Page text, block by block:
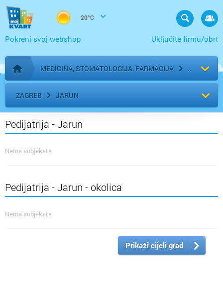
20°C
Uključite firmu/obrt
Pokreni svoj webshop
Početna stranica
MEDICINA, STOMATOLOGIJA, FARMACIJA
ZAGREB JARUN
Pedijatrija - Jarun
Nema subjekata
Pedijatrija - Jarun - okolica
Nema subjekata
Prikaži cijeli grad